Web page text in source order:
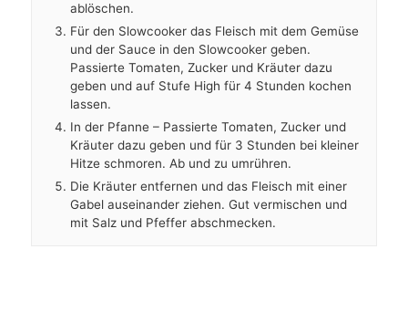
ablöschen.
Für den Slowcooker das Fleisch mit dem Gemüse
und der Sauce in den Slowcooker geben.
Passierte Tomaten, Zucker und Kräuter dazu
geben und auf Stufe High für 4 Stunden kochen
lassen.
In der Pfanne – Passierte Tomaten, Zucker und
Kräuter dazu geben und für 3 Stunden bei kleiner
Hitze schmoren. Ab und zu umrühren.
Die Kräuter entfernen und das Fleisch mit einer
Gabel auseinander ziehen. Gut vermischen und
mit Salz und Pfeffer abschmecken.